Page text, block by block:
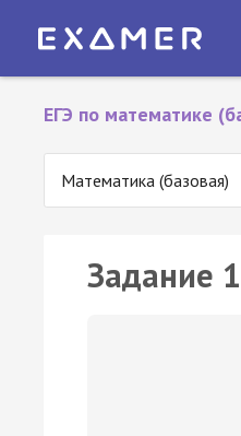
ЕГЭ по математике
Математика (базовая)
Задание